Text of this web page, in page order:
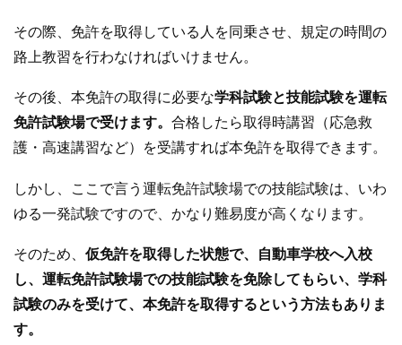
その際、免許を取得している人を同乗させ、規定の時間の
路上教習を行わなければいけません。
その後、本免許の取得に必要な学科試験と技能試験を運転
免許試験場で受けます。 合格したら取得時講習（応急救
護・高速講習など）を受講すれば本免許を取得できます。
しかし、ここで言う運転免許試験場での技能試験は、いわ
ゆる一発試験ですので、かなり難易度が高くなります。
そのため、 仮免許を取得した状態で、自動車学校へ入校
し、運転免許試験場での技能試験を免除してもらい、学科
試験のみを受けて、本免許を取得するという方法もありま
す。